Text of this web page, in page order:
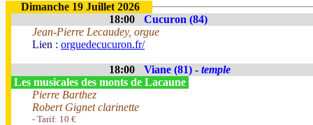
Dimanche 19 Juillet 2026
18:00
Cucuron (84)
Jean-Pierre Lecaudey, orgue
Lien : orguedecucuron.fr/
18:00 Viane (81) - temple
Les musicales des monts de Lacaune
Pierre Barthez
Robert Gignet clarinette
- Tarif: 10 €